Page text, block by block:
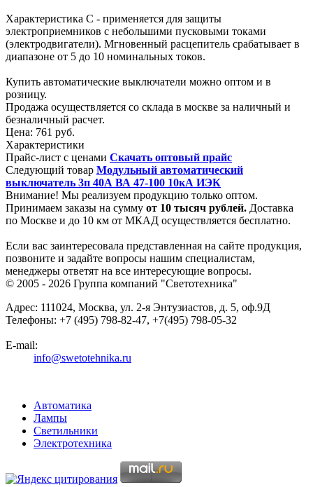
Характеристика С - применяется для защиты
электроприемников с небольшими пусковыми токами
(электродвигатели). Мгновенный расцепитель срабатывает в
диапазоне от 5 до 10 номинальных токов.
Купить автоматические выключатели можно оптом и в
розницу.
Продажа осуществляется со склада в москве за наличный и
безналичный расчет.
Цена: 761 руб.
Характеристики
Прайс-лист с ценами Скачать оптовый прайс
Следующий товар Модульный автоматический
выключатель 3п 40А ВА 47-100 10кА ИЭК
Внимание! Мы реализуем продукцию только оптом.
Принимаем заказы на сумму от 10 тысяч рублей. Доставка
по Москве и до 10 км от МКАД осуществляется бесплатно.
Если вас заинтересовала представленная на сайте продукция,
позвоните и задайте вопросы нашим специалистам,
менеджеры ответят на все интересующие вопросы.
© 2005 - 2026 Группа компаний "Светотехника"
Адрес: 111024, Москва, ул. 2-я Энтузиастов, д. 5, оф.9Д
Телефоны: +7 (495) 798-82-47, +7(495) 798-05-32
E-mail:
info@swetotehnika.ru
Автоматика
Лампы
Светильники
Электротехника